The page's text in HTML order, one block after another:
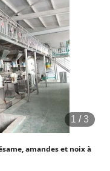
1 /3
amandes et noix à